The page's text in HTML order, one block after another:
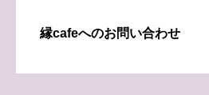
縁cafeへのお問い合わせ